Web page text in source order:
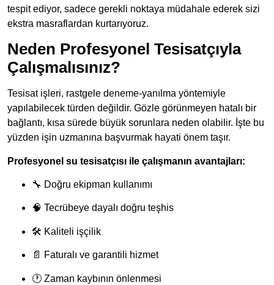
tespit ediyor, sadece gerekli noktaya müdahale ederek sizi
ekstra masraflardan kurtarıyoruz.
Neden Profesyonel Tesisatçıyla
Çalışmalısınız?
Tesisat işleri, rastgele deneme-yanılma yöntemiyle
yapılabilecek türden değildir. Gözle görünmeyen hatalı bir
bağlantı, kısa sürede büyük sorunlara neden olabilir. İşte bu
yüzden işin uzmanına başvurmak hayati önem taşır.
Profesyonel su tesisatçısı ile çalışmanın avantajları:
🔧 Doğru ekipman kullanımı
🧠 Tecrübeye dayalı doğru teşhis
🛠 Kaliteli işçilik
📄 Faturalı ve garantili hizmet
🕐 Zaman kaybının önlenmesi